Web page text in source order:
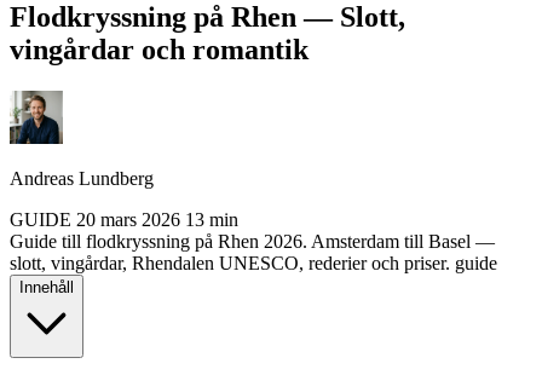
Flodkryssning på Rhen — Slott,
vingårdar och romantik
Andreas Lundberg
GUIDE 20 mars 2026 13 min
Guide till flodkryssning på Rhen 2026. Amsterdam till Basel —
slott, vingårdar, Rhendalen UNESCO, rederier och priser. guide
Innehåll